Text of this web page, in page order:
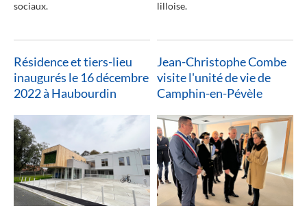
sociaux. lilloise.
Résidence et tiers-lieu
inaugurés le 16 décembre
2022 à Haubourdin
Jean-Christophe Combe
visite l'unité de vie de
Camphin-en-Pévèle
lire la suite